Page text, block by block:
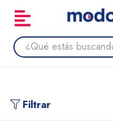
Filtrar